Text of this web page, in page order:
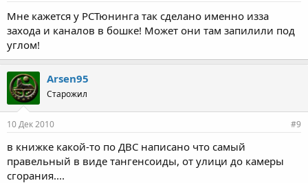
Мне кажется у РСТюнинга так сделано именно изза
захода и каналов в бошке! Может они там запилили под
углом!
Arsen95
Старожил
10 Дек 2010 #9
в книжке какой-то по ДВС написано что самый
правельный в виде тангенсоиды, от улици до камеры
сгорания....